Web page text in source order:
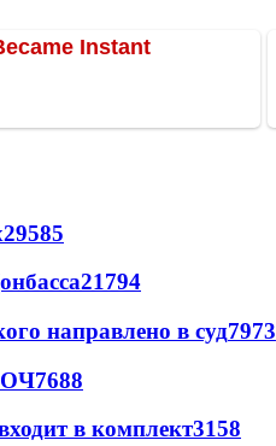
29585
21794
направлено в суд7973
7688
в комплект3158